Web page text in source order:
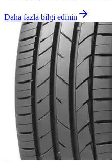
Daha fazla bilgi edinin